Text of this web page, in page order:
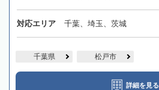
対応エリア 千葉、埼玉、茨城
千葉県 松戸市
詳細を見る